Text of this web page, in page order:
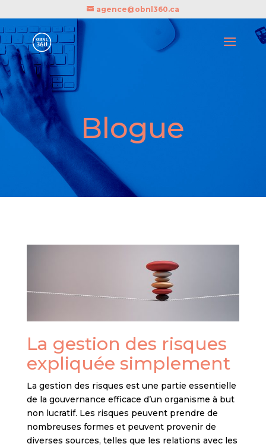
agence@obnl360.ca
Blogue
La gestion des risques
expliquée simplement
La gestion des risques est une partie essentielle
de la gouvernance efficace d’un organisme à but
non lucratif. Les risques peuvent prendre de
nombreuses formes et peuvent provenir de
diverses sources, telles que les relations avec les